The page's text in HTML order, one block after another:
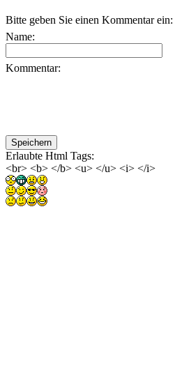
Bitte geben Sie einen Kommentar ein:
Name:
Kommentar:
Erlaubte Html Tags:
<br> <b> </b> <u> </u> <i> </i>